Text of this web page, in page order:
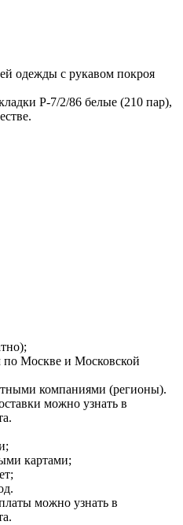
одежды с рукавом покроя
Р-7/2/86 белые (210 пар),
по Москве и Московской
компаниями (регионы).
можно узнать в
картами;
можно узнать в